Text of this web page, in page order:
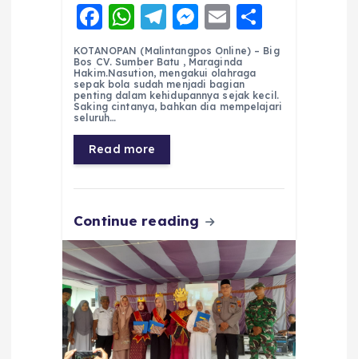
F
a
c
e
b
o
o
k
W
h
a
ts
A
p
p
T
el
e
g
r
a
m
M
e
ss
e
n
E
m
ai
l
h
re
KOTANOPAN (Malintangpos Online) – Big
Bos CV. Sumber Batu , Maraginda
Hakim.Nasution, mengakui olahraga
sepak bola sudah menjadi bagian
penting dalam kehidupannya sejak kecil.
Saking cintanya, bahkan dia mempelajari
seluruh…
Read more
Continue reading